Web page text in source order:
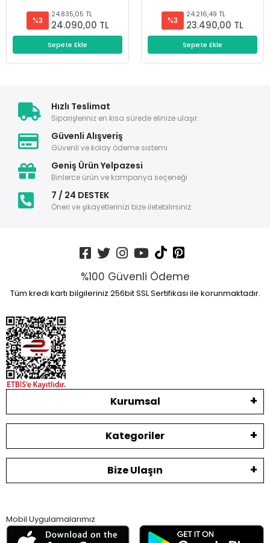
%3
24.835,05 TL
24.090,00 TL
Sepete Ekle
%3
24.216,49 TL
23.490,00 TL
Sepete Ekle
Hızlı Teslimat
Siparişleriniz en kısa sürede elinize ulaşır.
Güvenli Alışveriş
Güvenli ve kolay ödeme sistemi
Geniş Ürün Yelpazesi
Binlerce ürün ve kampanya seçeneği
7 / 24 DESTEK
Öneri ve şikayetlerinizi bize iletebilirsiniz.
%100 Güvenli Ödeme
Tüm kredi kartı bilgileriniz 256bit SSL Sertifikası ile korunmaktadır.
Kurumsal
Kategoriler
Bize Ulaşın
Mobil Uygulamalarımız